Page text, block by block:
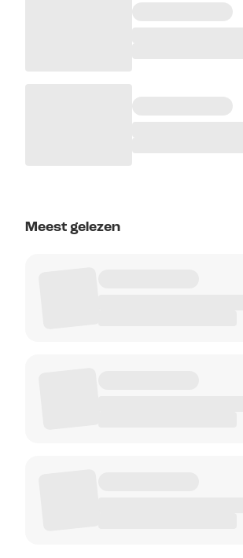
Meest gelezen